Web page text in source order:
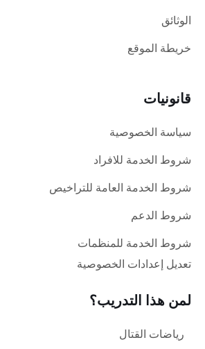
الوثائق
خريطة الموقع
قانونيات
سياسة الخصوصية
شروط الخدمة للافراد
شروط الخدمة العامة للتراخيص
شروط الدعم
شروط الخدمة للمنظمات
تعديل إعدادات الخصوصية
لمن هذا التدريب؟
رياضات القتال